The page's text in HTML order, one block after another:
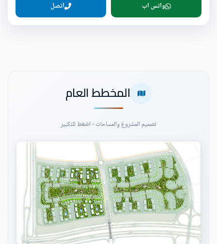
واتس اب اتصل
المخطط العام
تصميم المشروع والمساحات - اضغط للتكبير